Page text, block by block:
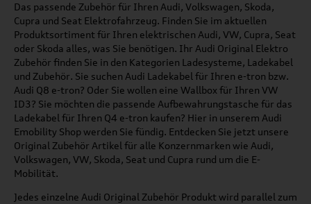
Das passende Zubehör für Ihren Audi, Volkswagen, Skoda,
Cupra und Seat Elektrofahrzeug. Finden Sie im aktuellen
Produktsortiment für Ihren elektrischen Audi, VW, Cupra, Seat
oder Skoda alles, was Sie benötigen. Ihr Audi Original Elektro
Zubehör finden Sie in den Kategorien Ladesysteme, Ladekabel
und Zubehör. Sie suchen Audi Ladekabel für Ihren e-tron bzw.
Audi Q8 e-tron? Oder Sie wollen eine Wallbox für Ihren VW
ID3? Sie möchten die passende Aufbewahrungstasche für das
Ladekabel für Ihren Q4 e-tron kaufen? Hier in unserem Audi
Emobility Shop werden Sie fündig. Entdecken Sie jetzt unsere
Original Zubehör Artikel für alle Konzernmarken wie Audi,
Volkswagen, VW, Skoda, Seat und Cupra rund um die E-
Mobilität.
Jedes einzelne Audi Original Zubehör Produkt wird parallel zum